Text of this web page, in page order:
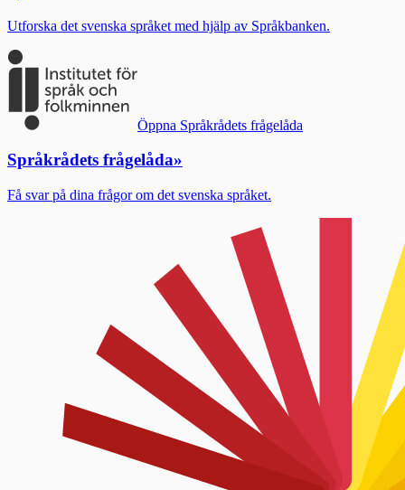
Utforska det svenska språket med hjälp av Språkbanken.
Öppna Språkrådets frågelåda
Språkrådets frågelåda»
Få svar på dina frågor om det svenska språket.